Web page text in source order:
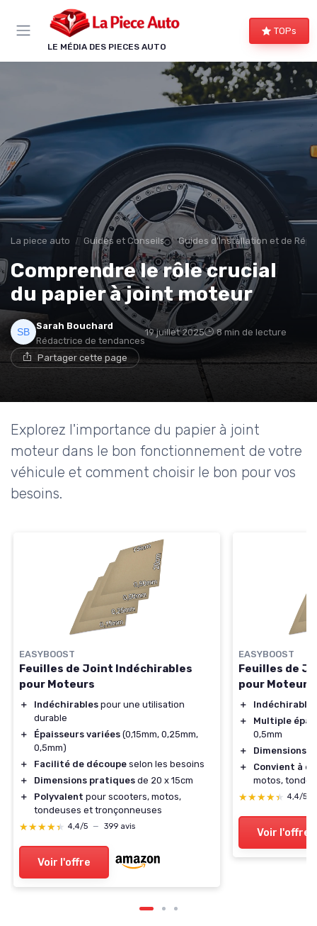
LE MÉDIA DES PIECES AUTO
TOPs
La piece auto Guides et Conseils Guides d'Installation et de
Comprendre le rôle crucial
du papier à joint moteur
Sarah Bouchard
Rédactrice de tendances
19 juillet 2025 8 min de lecture
Partager cette page
Explorez l'importance du papier à joint
moteur dans le bon fonctionnement de votre
véhicule et comment choisir le bon pour vos
besoins.
EASYBOOST
Feuilles de Joint Indéchirables
pour Moteurs
＋ Indéchirables pour une utilisation
durable
＋
Épaisseurs variées (0,15mm, 0,25mm,
0,5mm)
＋
Facilité de découpe selon les besoins
＋
Dimensions pratiques de 20 x 15cm
＋
Polyvalent pour scooters, motos,
tondeuses et tronçonneuses
★★★★★
★★★★★ 4,4/5 — 399 avis
Voir l'offre
EASYBOOST
Feuilles de
pour Moteurs
＋ Indéchirable
＋
Multiple
0,5mm
＋
Dimensions
＋
Convient à
motos,
★★★★★
★★★★★ 4,4/5
Voir l'offre
Panneau de gestion des cookies